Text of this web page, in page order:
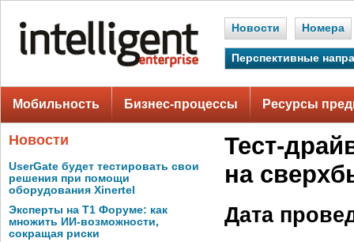
Новости Номера
Перспективные
Мобильность Бизнес-процессы Ресурсы
Новости
UserGate будет тестировать свои
решения при помощи
оборудования Xinertel
Эксперты на Т1 Форуме: как
множить ИИ-возможности,
сокращая риски
Тест-
на
Дата